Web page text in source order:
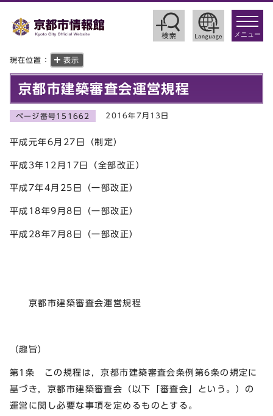
toggle
メニュー
現在位置： 表示
京都市建築審査会運営規程
ページ番号151662 2016年7月13日
平成元年6月27日（制定）
平成3年12月17日（全部改正）
平成7年4月25日（一部改正）
平成18年9月8日（一部改正）
平成28年7月8日（一部改正）
京都市建築審査会運営規程
（趣旨）
第1条 この規程は，京都市建築審査会条例第6条の規定に
基づき，京都市建築審査会（以下「審査会」という。）の
運営に関し必要な事項を定めるものとする。